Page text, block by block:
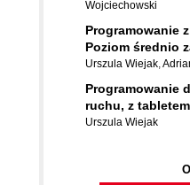
Wojciechowski
Programowanie
Poziom średnio
Urszula Wiejak,
Programowanie
ruchu, z
Urszula Wiejak